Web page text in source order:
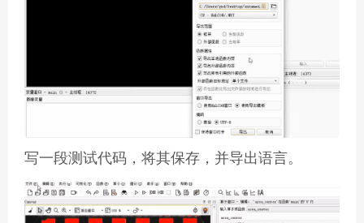
写一段测试代码，将其保存，并导出语言。